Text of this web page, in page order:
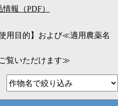
報（PDF）
用目的】および≪適用農薬名
覧いただけます≫